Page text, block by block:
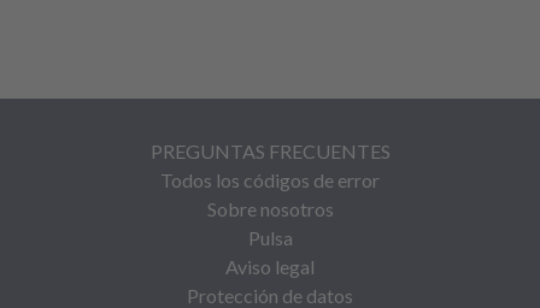
PREGUNTAS FRECUENTES
Todos los códigos de error
Sobre nosotros
Pulsa
Aviso legal
Protección de datos